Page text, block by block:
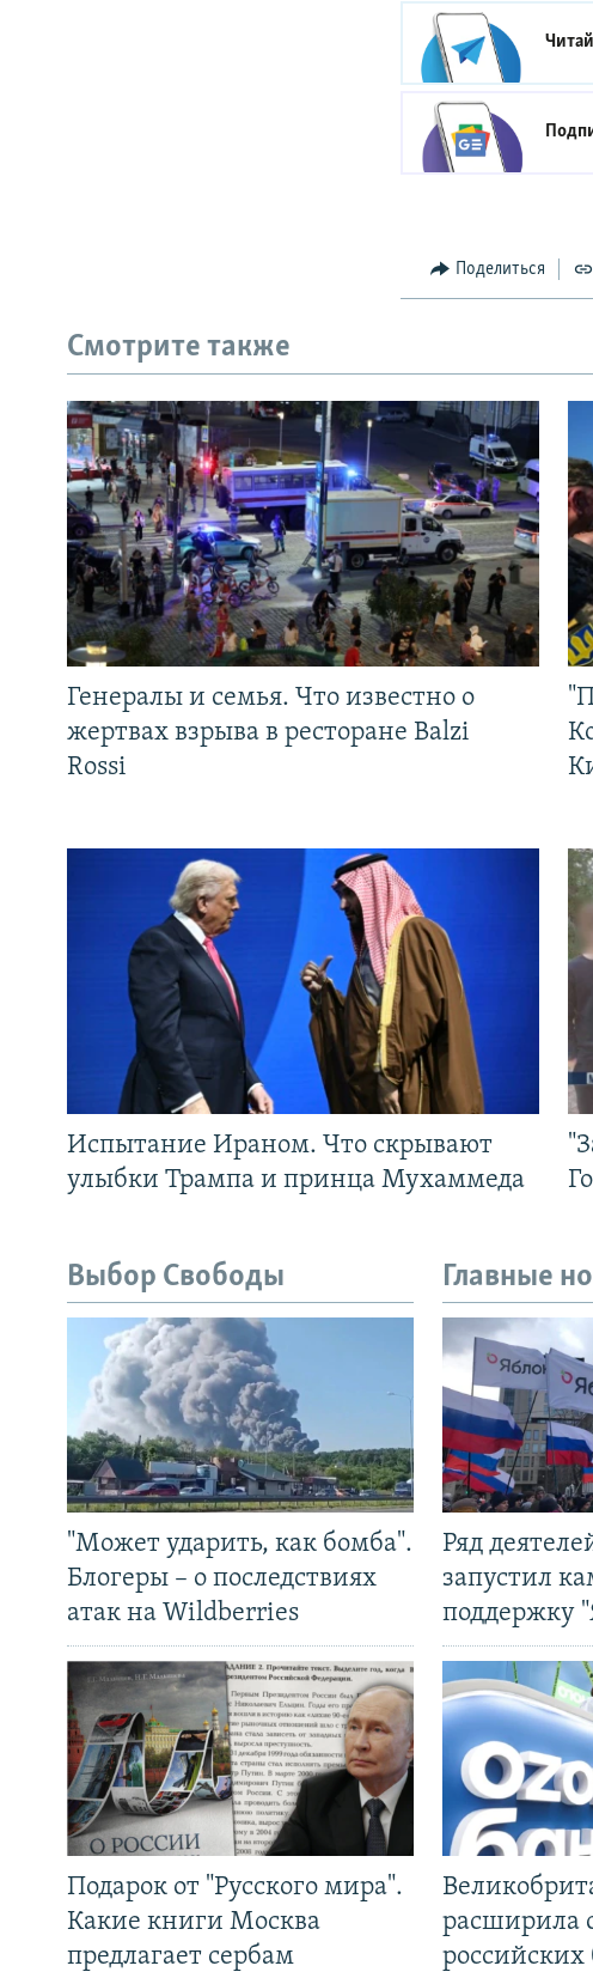
Поделиться
Смотрите также
Генералы и семья. Что известно о
жертвах взрыва в ресторане Balzi
Rossi
Испытание Ираном. Что скрывают
улыбки Трампа и принца Мухаммеда
Выбор Свободы
"Может ударить, как бомба".
Блогеры – о последствиях
атак на Wildberries
Подарок от "Русского мира".
Какие книги Москва
предлагает сербам
Главные
Ряд
запустил
поддержку
расширила
российских